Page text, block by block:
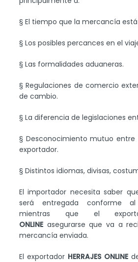
§ El tiempo que la mercancía
§ Los posibles percances en el
§ Las formalidades aduaneras.
§ Regulaciones de comercio
de cambio.
§ La diferencia de legislaciones
§ Desconocimiento mutuo
exportador.
§ Distintos idiomas, divisas,
El importador necesita saber
será entregada conforme
mientras que el
ONLINE asegurarse que va a
mercancía enviada.
El exportador HERRAJES ONLINE